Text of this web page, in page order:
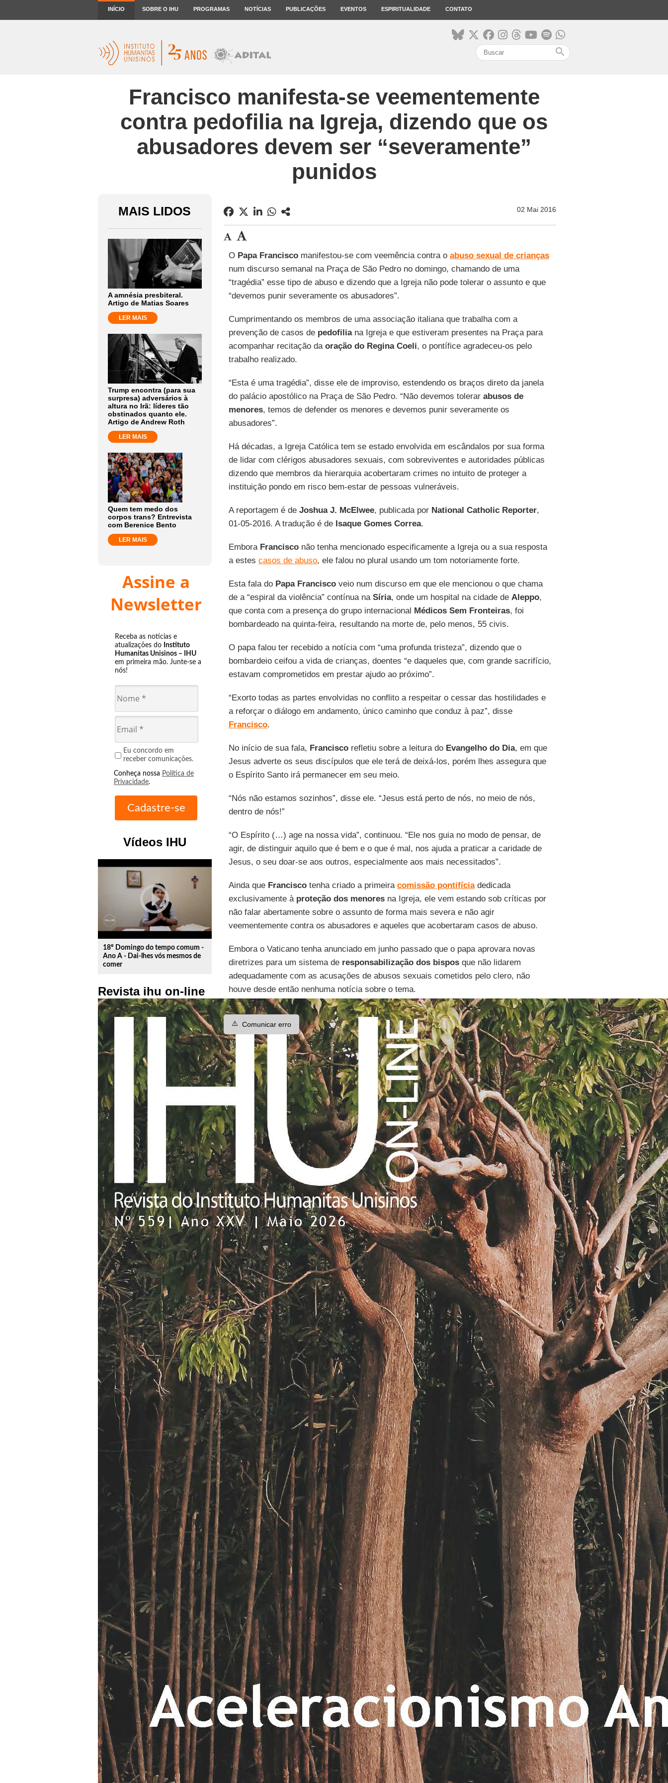
INÍCIO SOBRE O IHU PROGRAMAS NOTÍCIAS PUBLICAÇÕES EVENTOS ESPIRITUALIDADE CONTATO
search
Francisco manifesta-se veementemente
contra pedofilia na Igreja, dizendo que os
abusadores devem ser “severamente”
punidos
MAIS LIDOS
A amnésia presbiteral.
Artigo de Matias Soares
LER MAIS
Trump encontra (para sua
surpresa) adversários à
altura no Irã: líderes tão
obstinados quanto ele.
Artigo de Andrew Roth
LER MAIS
Quem tem medo dos
corpos trans? Entrevista
com Berenice Bento
LER MAIS
Assine a
Newsletter
Receba as notícias e
atualizações do Instituto
Humanitas Unisinos – IHU
em primeira mão. Junte-se a
nós!
Eu concordo em
receber comunicações.
Conheça nossa Política de
Privacidade.
Vídeos IHU
play_circle_outline
18º Domingo do tempo comum -
Ano A - Dai-lhes vós mesmos de
comer
Revista ihu on-line
02 Mai 2016
O Papa Franciscomanifestou-se com veemência contra o abuso sexual de crianças
num discurso semanal na Praça de São Pedro no domingo, chamando de uma
“tragédia” esse tipo de abuso e dizendo que a Igreja não pode tolerar o assunto e que
“devemos punir severamente os abusadores”.
Cumprimentando os membros de uma associação italiana que trabalha com a
prevenção de casos de pedofiliana Igreja e que estiveram presentes na Praça para
acompanhar recitação da oração do Regina Coeli, o pontífice agradeceu-os pelo
trabalho realizado.
“Esta é uma tragédia”, disse ele de improviso, estendendo os braços direto da janela
do palácio apostólico na Praça de São Pedro. “Não devemos tolerar abusos de
menores, temos de defender os menores e devemos punir severamente os
abusadores”.
Há décadas, a Igreja Católica tem se estado envolvida em escândalos por sua forma
de lidar com clérigos abusadores sexuais, com sobreviventes e autoridades públicas
dizendo que membros da hierarquia acobertaram crimes no intuito de proteger a
instituição pondo em risco bem-estar de pessoas vulneráveis.
A reportagem é de Joshua J. McElwee, publicada por National Catholic Reporter,
01-05-2016. A tradução é deIsaque Gomes Correa.
Embora Francisconão tenha mencionado especificamente a Igreja ou a sua resposta
a estes casos de abuso, ele falou no plural usando um tom notoriamente forte.
Esta fala do Papa Franciscoveio num discurso em que ele mencionou o que chama
de a “espiral da violência” contínua na Síria, onde um hospital na cidade de Aleppo,
que conta com a presença do grupo internacional Médicos Sem Fronteiras, foi
bombardeado na quinta-feira, resultando na morte de, pelo menos, 55 civis.
O papa falou ter recebido a notícia com “uma profunda tristeza”, dizendo que o
bombardeio ceifou a vida de crianças, doentes “e daqueles que, com grande sacrifício,
estavam comprometidos em prestar ajudo ao próximo”.
“Exorto todas as partes envolvidas no conflito a respeitar o cessar das hostilidades e
a reforçar o diálogo em andamento, único caminho que conduz à paz”, disse
Francisco.
No início de sua fala, Franciscorefletiu sobre a leitura doEvangelho do Dia, em que
Jesus adverte os seus discípulos que ele terá de deixá-los, porém lhes assegura que
o Espírito Santo irá permanecer em seu meio.
“Nós não estamos sozinhos”, disse ele. “Jesus está perto de nós, no meio de nós,
dentro de nós!”
“O Espírito (…) age na nossa vida”, continuou. “Ele nos guia no modo de pensar, de
agir, de distinguir aquilo que é bem e o que é mal, nos ajuda a praticar a caridade de
Jesus, o seu doar-se aos outros, especialmente aos mais necessitados”.
Ainda que Franciscotenha criado a primeira comissão pontifíciadedicada
exclusivamente à proteção dos menoresna Igreja, ele vem estando sob críticas por
não falar abertamente sobre o assunto de forma mais severa e não agir
veementemente contra os abusadores e aqueles que acobertaram casos de abuso.
Embora o Vaticano tenha anunciado em junho passado que o papa aprovara novas
diretrizes para um sistema deresponsabilização dos bisposque não lidarem
adequadamente com as acusações de abusos sexuais cometidos pelo clero, não
houve desde então nenhuma notícia sobre o tema.
⚠️ Comunicar erro